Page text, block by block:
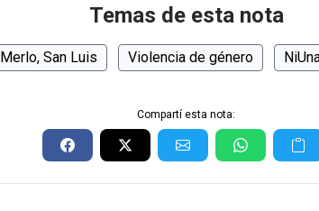
Temas de esta nota
Merlo, San Luis Violencia de género
Compartí esta nota: